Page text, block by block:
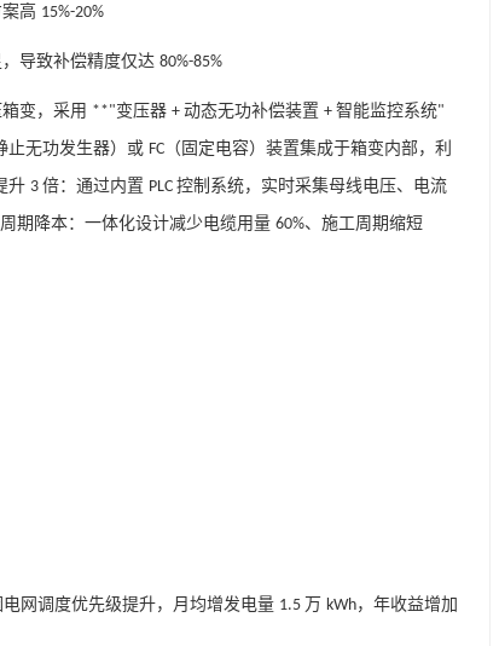
高 15%-20%
导致补偿精度仅达 80%-85%
变，采用 **"变压器 + 动态无功补偿装置 + 智能监控系统"
止无功发生器）或 FC （固定电容）装置集成于箱变内部，利
升 3 倍：通过内置 PLC 控制系统，实时采集母线电压、电流
期降本：一体化设计减少电缆用量 60%、施工周期缩短
网调度优先级提升，月均增发电量 1.5 万 kWh，年收益增加